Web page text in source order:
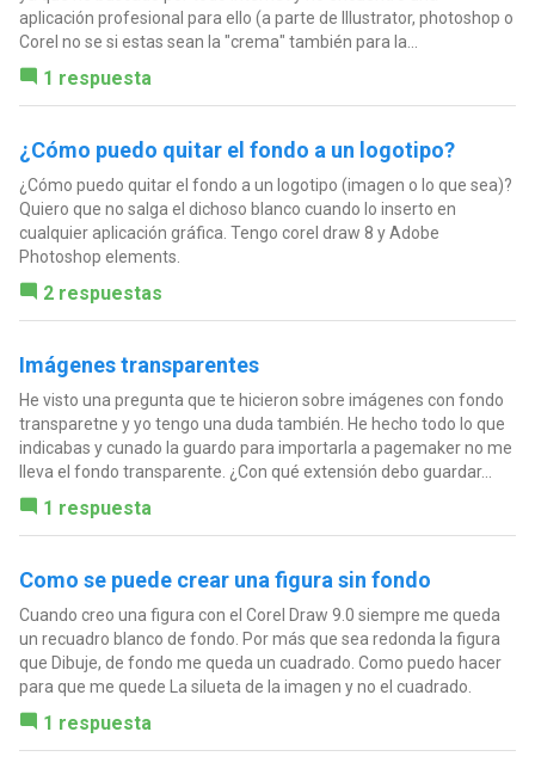
aplicación profesional para ello (a parte de Illustrator, photoshop o
Corel no se si estas sean la "crema" también para la...
1 respuesta
¿Cómo puedo quitar el fondo a un logotipo?
¿Cómo puedo quitar el fondo a un logotipo (imagen o lo que sea)?
Quiero que no salga el dichoso blanco cuando lo inserto en
cualquier aplicación gráfica. Tengo corel draw 8 y Adobe
Photoshop elements.
2 respuestas
Imágenes transparentes
He visto una pregunta que te hicieron sobre imágenes con fondo
transparetne y yo tengo una duda también. He hecho todo lo que
indicabas y cunado la guardo para importarla a pagemaker no me
lleva el fondo transparente. ¿Con qué extensión debo guardar...
1 respuesta
Como se puede crear una figura sin fondo
Cuando creo una figura con el Corel Draw 9.0 siempre me queda
un recuadro blanco de fondo. Por más que sea redonda la figura
que Dibuje, de fondo me queda un cuadrado. Como puedo hacer
para que me quede La silueta de la imagen y no el cuadrado.
1 respuesta